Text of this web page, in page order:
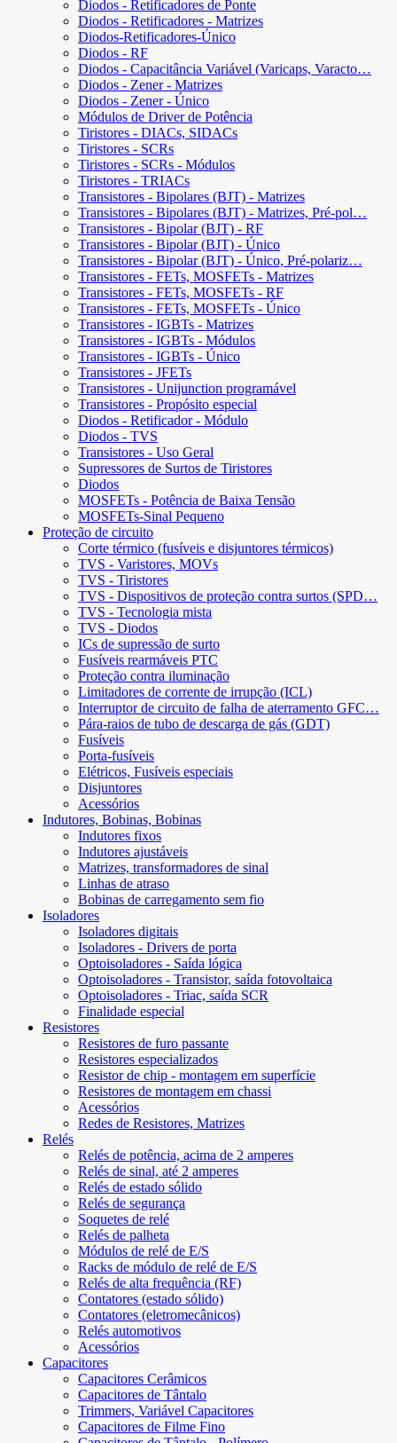
Diodos - Retificadores de Ponte
Diodos - Retificadores - Matrizes
Diodos-Retificadores-Único
Diodos - RF
Diodos - Capacitância Variável (Varicaps, Varacto…
Diodos - Zener - Matrizes
Diodos - Zener - Único
Módulos de Driver de Potência
Tiristores - DIACs, SIDACs
Tiristores - SCRs
Tiristores - SCRs - Módulos
Tiristores - TRIACs
Transistores - Bipolares (BJT) - Matrizes
Transistores - Bipolares (BJT) - Matrizes, Pré-pol…
Transistores - Bipolar (BJT) - RF
Transistores - Bipolar (BJT) - Único
Transistores - Bipolar (BJT) - Único, Pré-polariz…
Transistores - FETs, MOSFETs - Matrizes
Transistores - FETs, MOSFETs - RF
Transistores - FETs, MOSFETs - Único
Transistores - IGBTs - Matrizes
Transistores - IGBTs - Módulos
Transistores - IGBTs - Único
Transistores - JFETs
Transistores - Unijunction programável
Transistores - Propósito especial
Diodos - Retificador - Módulo
Diodos - TVS
Transistores - Uso Geral
Supressores de Surtos de Tiristores
Diodos
MOSFETs - Potência de Baixa Tensão
MOSFETs-Sinal Pequeno
Proteção de circuito
Corte térmico (fusíveis e disjuntores térmicos)
TVS - Varistores, MOVs
TVS - Tiristores
TVS - Dispositivos de proteção contra surtos (SPD…
TVS - Tecnologia mista
TVS - Diodos
ICs de supressão de surto
Fusíveis rearmáveis ​​PTC
Proteção contra iluminação
Limitadores de corrente de irrupção (ICL)
Interruptor de circuito de falha de aterramento GFC…
Pára-raios de tubo de descarga de gás (GDT)
Fusíveis
Porta-fusíveis
Elétricos, Fusíveis especiais
Disjuntores
Acessórios
Indutores, Bobinas, Bobinas
Indutores fixos
Indutores ajustáveis
Matrizes, transformadores de sinal
Linhas de atraso
Bobinas de carregamento sem fio
Isoladores
Isoladores digitais
Isoladores - Drivers de porta
Optoisoladores - Saída lógica
Optoisoladores - Transistor, saída fotovoltaica
Optoisoladores - Triac, saída SCR
Finalidade especial
Resistores
Resistores de furo passante
Resistores especializados
Resistor de chip - montagem em superfície
Resistores de montagem em chassi
Acessórios
Redes de Resistores, Matrizes
Relés
Relés de potência, acima de 2 amperes
Relés de sinal, até 2 amperes
Relés de estado sólido
Relés de segurança
Soquetes de relé
Relés de palheta
Módulos de relé de E/S
Racks de módulo de relé de E/S
Relés de alta frequência (RF)
Contatores (estado sólido)
Contatores (eletromecânicos)
Relés automotivos
Acessórios
Capacitores
Capacitores Cerâmicos
Capacitores de Tântalo
Trimmers, Variável Capacitores
Capacitores de Filme Fino